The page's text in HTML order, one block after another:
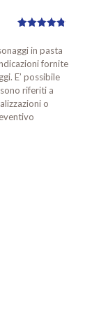
su base
di
recensioni
in pasta
fornite
E’ possibile
riferiti a
o